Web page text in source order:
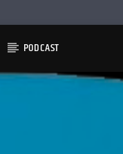
PODCAST